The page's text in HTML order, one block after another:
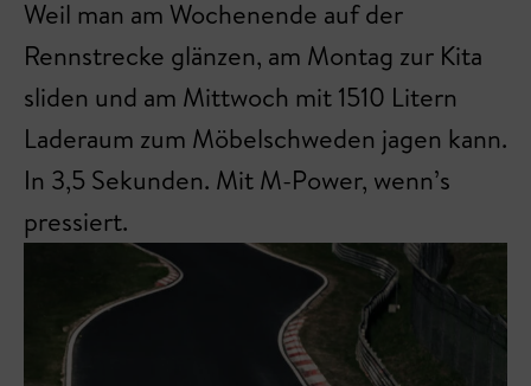
Weil man am Wochenende auf der
Rennstrecke glänzen, am Montag zur Kita
sliden und am Mittwoch mit 1510 Litern
Laderaum zum Möbelschweden jagen kann.
In 3,5 Sekunden. Mit M-Power, wenn’s
pressiert.